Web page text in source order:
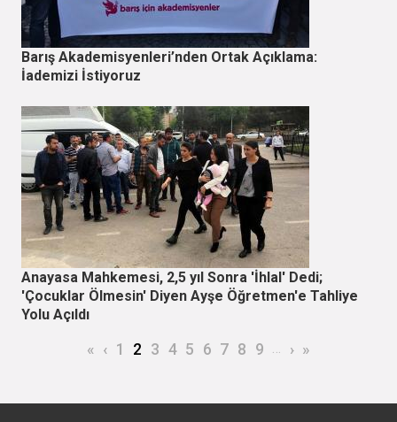
Barış Akademisyenleri’nden Ortak Açıklama:
İademizi İstiyoruz
Anayasa Mahkemesi, 2,5 yıl Sonra 'İhlal' Dedi;
'Çocuklar Ölmesin' Diyen Ayşe Öğretmen'e Tahliye
Yolu Açıldı
Sayfalamaİlk sayfa
« Önceki sayfa
‹ Page
1 Şu an kullanılan sayfa
2 Page
3 Page
4 Page
5 Page
6 Page
7 Page
8 Page
9 Sonraki sayfa
› Son sayfa
»